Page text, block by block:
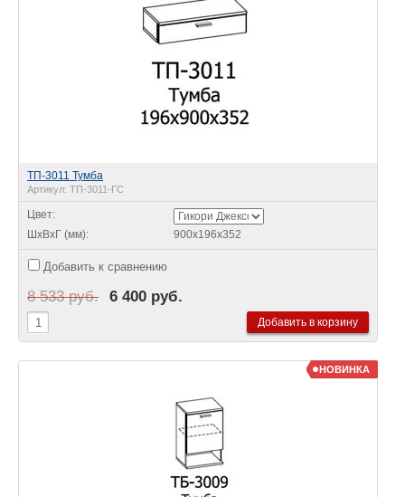
ТП-3011 Тумба
Артикул: ТП-3011-ГС
Цвет:
ШхВхГ (мм):
900х196х352
Добавить к сравнению
8 533 руб. 6 400 руб.
НОВИНКА